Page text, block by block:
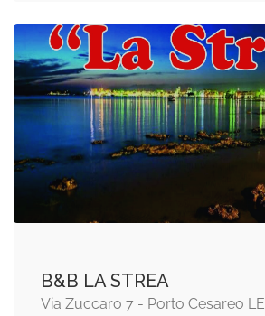
B&B LA STREA
Via Zuccaro 7 - Porto Cesareo LE